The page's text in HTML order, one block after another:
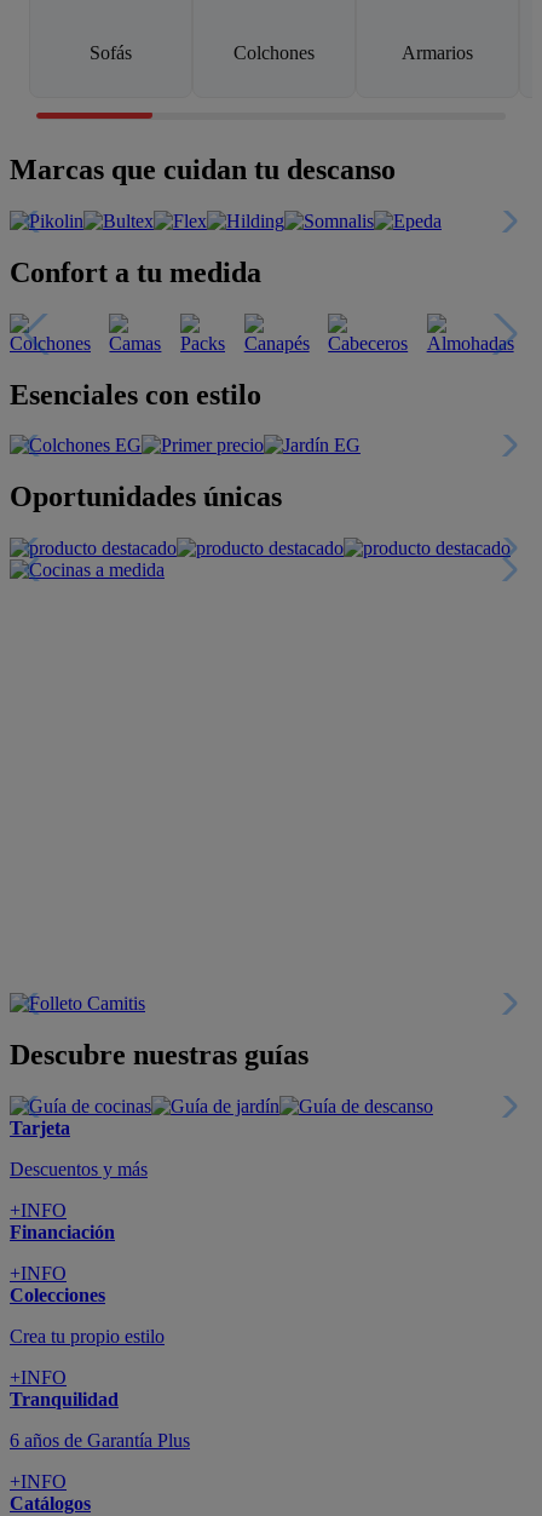
Sofás Colchones Armarios
Marcas que cuidan tu descanso
Confort a tu medida
Esenciales con estilo
Oportunidades únicas
Descubre nuestras guías
Tarjeta
Descuentos y más
+INFO
Financiación
+INFO
Colecciones
Crea tu propio estilo
+INFO
Tranquilidad
6 años de Garantía Plus
+INFO
Catálogos